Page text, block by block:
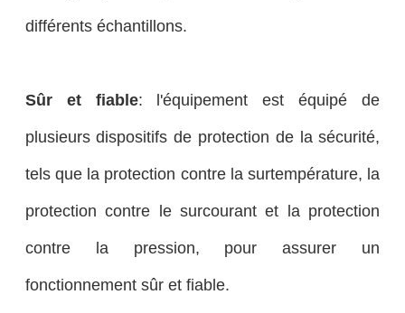
différents échantillons.
Sûr et fiable: l'équipement est équipé de
plusieurs dispositifs de protection de la sécurité,
tels que la protection contre la surtempérature, la
protection contre le surcourant et la protection
contre la pression, pour assurer un
fonctionnement sûr et fiable.